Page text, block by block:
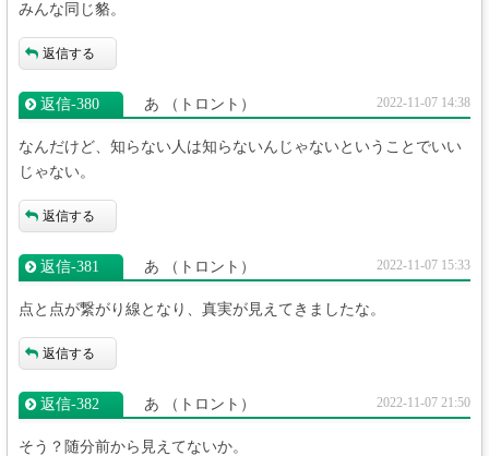
みんな同じ貉。
返信する
返信‐380 あ （トロント） 2022-11-07 14:38
なんだけど、知らない人は知らないんじゃないということでいい
じゃない。
返信する
返信‐381 あ （トロント） 2022-11-07 15:33
点と点が繋がり線となり、真実が見えてきましたな。
返信する
返信‐382 あ （トロント） 2022-11-07 21:50
そう？随分前から見えてないか。